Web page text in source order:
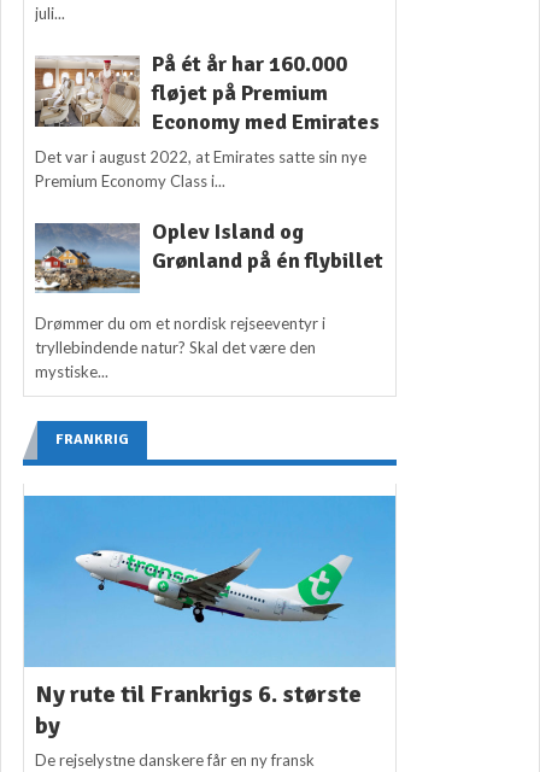
juli...
På ét år har 160.000
fløjet på Premium
Economy med Emirates
Det var i august 2022, at Emirates satte sin nye
Premium Economy Class i...
Oplev Island og
Grønland på én flybillet
Drømmer du om et nordisk rejseeventyr i
tryllebindende natur? Skal det være den
mystiske...
FRANKRIG
Ny rute til Frankrigs 6. største
by
De rejselystne danskere får en ny fransk